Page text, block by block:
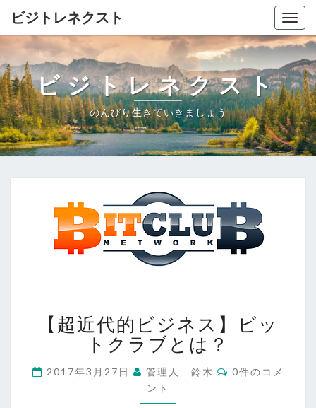
ビジトレネクスト
ビジトレネクスト
のんびり生きていきましょう
近
代
的
ビ
ジ
ネ
【超近代的ビジネス】ビッ
トクラブとは？
2017年3月27日 管理人 鈴木
コ
メ
0件のコメ
ント